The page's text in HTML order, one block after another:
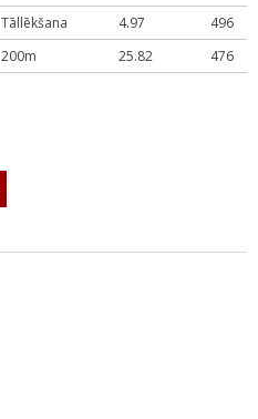
Tāllēkšana 4.97
496
200m 25.82 476